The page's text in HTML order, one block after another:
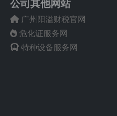
公司其他网站
广州阳溢财税官网
危化证服务网
特种设备服务网